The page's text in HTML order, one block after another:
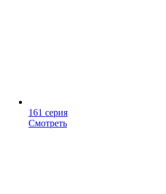
161 серия
Смотреть